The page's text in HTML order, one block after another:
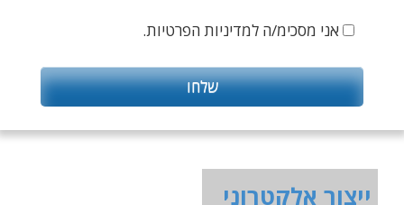
אני מסכימ/ה למדיניות הפרטיות.
ייצור אלקטרוני